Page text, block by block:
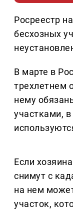
Росреестр
бесхозных
В марте в
трехлетнем
нему
участками,
Если
снимут с
на нем
участок,